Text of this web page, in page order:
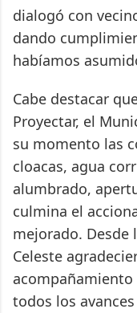
dialogó con
dando
habíamos
Cabe destacar
Proyectar, el
su momento las
cloacas, agua
alumbrado,
culmina el
mejorado. Desde
Celeste
todos los